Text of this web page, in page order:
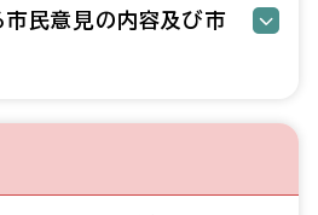
市民意見の内容及び市